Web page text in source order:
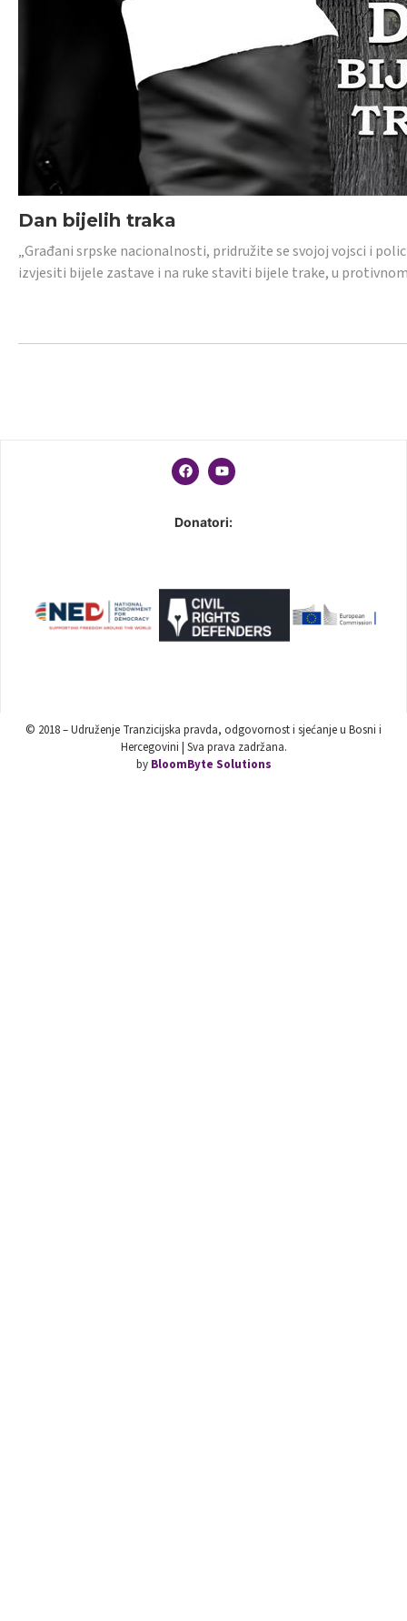
Dan bijelih traka
„Građani srpske nacionalnosti, pridružite se svojoj vojsci i
izvjesiti bijele zastave i na ruke staviti bijele trake, u
Donatori:
© 2018 – Udruženje Tranzicijska pravda, odgovornost i sjećanje u Bosni i
Hercegovini | Sva prava zadržana.
by BloomByte Solutions